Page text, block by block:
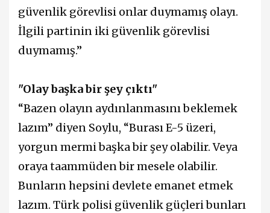
güvenlik görevlisi onlar duymamış olayı.
İlgili partinin iki güvenlik görevlisi
duymamış.”
"Olay başka bir şey çıktı"
“Bazen olayın aydınlanmasını beklemek
lazım” diyen Soylu, “Burası E-5 üzeri,
yorgun mermi başka bir şey olabilir. Veya
oraya taammüden bir mesele olabilir.
Bunların hepsini devlete emanet etmek
lazım. Türk polisi güvenlik güçleri bunları